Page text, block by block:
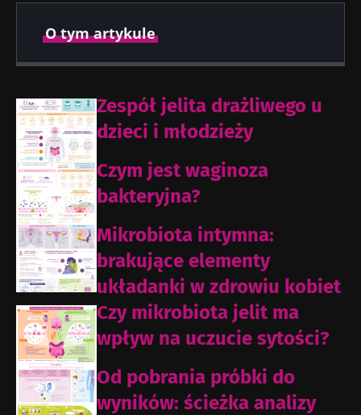
O tym artykule
29 Wrzesień 2021
08 Kwiecień 2026
Zespół jelita drażliwego u
dzieci i młodzieży
Czym jest waginoza
bakteryjna?
Mikrobiota intymna:
brakujące elementy
układanki w zdrowiu kobiet
Czy mikrobiota jelit ma
wpływ na uczucie sytości?
Od pobrania próbki do
wyników: ścieżka analizy